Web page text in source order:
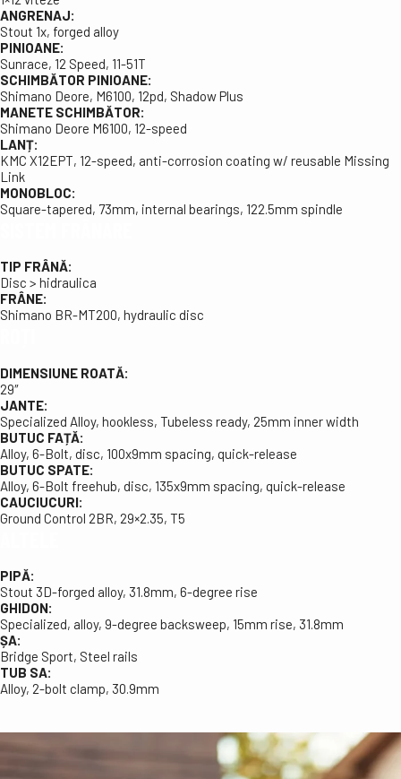
ANGRENAJ:
Stout 1x, forged alloy
PINIOANE:
Sunrace, 12 Speed, 11-51T
SCHIMBĂTOR PINIOANE:
Shimano Deore, M6100, 12pd, Shadow Plus
MANETE SCHIMBĂTOR:
Shimano Deore M6100, 12-speed
LANȚ:
KMC X12EPT, 12-speed, anti-corrosion coating w/ reusable Missing
Link
MONOBLOC:
Square-tapered, 73mm, internal bearings, 122.5mm spindle
TIP FRÂNĂ:
Disc > hidraulica
FRÂNE:
Shimano BR-MT200, hydraulic disc
DIMENSIUNE ROATĂ:
29″
JANTE:
Specialized Alloy, hookless, Tubeless ready, 25mm inner width
BUTUC FAȚĂ:
Alloy, 6-Bolt, disc, 100x9mm spacing, quick-release
BUTUC SPATE:
Alloy, 6-Bolt freehub, disc, 135x9mm spacing, quick-release
CAUCIUCURI:
Ground Control 2BR, 29×2.35, T5
PIPĂ:
Stout 3D-forged alloy, 31.8mm, 6-degree rise
GHIDON:
Specialized, alloy, 9-degree backsweep, 15mm rise, 31.8mm
ȘA:
Bridge Sport, Steel rails
TUB SA:
Alloy, 2-bolt clamp, 30.9mm